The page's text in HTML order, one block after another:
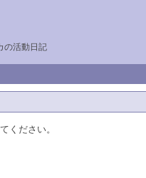
の活動日記
ください。